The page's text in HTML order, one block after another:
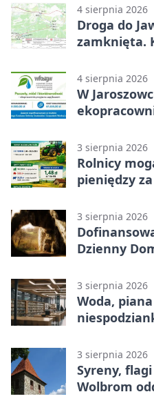
4 sierpnia 2026
Droga do
zamknięta.
4 sierpnia 2026
W
3 sierpnia 2026
Rolnicy
pieniędzy
3 sierpnia 2026
Dzienny
3 sierpnia 2026
Woda,
3 sierpnia 2026
Syreny,
Wolbrom